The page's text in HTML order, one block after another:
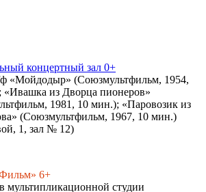
концертный зал 0+
«Мойдодыр» (Союзмультфильм, 1954,
«Ивашка из Дворца пионеров»
1981, 10 мин.); «Паровозик из
(Союзмультфильм, 1967, 10 мин.)
1, зал № 12)
6+
мультипликационной студии